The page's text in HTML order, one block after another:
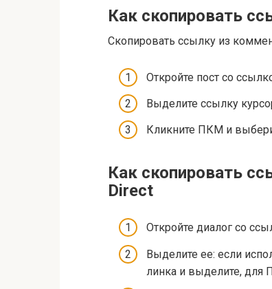
Как скопировать
Скопировать ссылку из
Откройте пост со
Выделите ссылку
Кликните ПКМ и
Как скопировать
Direct
Откройте диалог со
Выделите ее: если
линка и выделите,